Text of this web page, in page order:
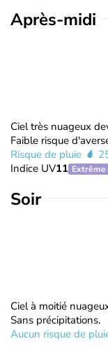
Après-midi
Ciel très nuageux
Faible risque
Risque de pluie
Indice UV11 Extrême
Soir
Ciel à moitié
Sans précipitations.
Aucun risque de